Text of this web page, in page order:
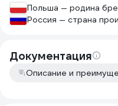
Польша — родина
Россия — страна
Документация
Описание и